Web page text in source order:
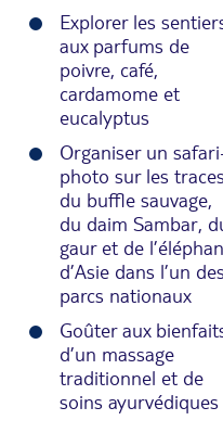
Explorer les
aux parfums de
poivre, café,
cardamome et
eucalyptus
Organiser un
photo sur les
du buffle sauvage,
du daim Sambar,
gaur et de
d’Asie dans l’un
parcs nationaux
Goûter aux
d’un massage
traditionnel et de
soins ayurvédiques